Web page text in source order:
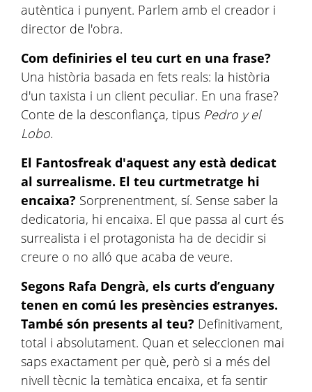
autèntica i punyent. Parlem amb el creador i
director de l'obra.
Com definiries el teu curt en una frase?
Una història basada en fets reals: la història
d'un taxista i un client peculiar. En una frase?
Conte de la desconfiança, tipus Pedro y el
Lobo.
El Fantosfreak d'aquest any està dedicat
al surrealisme. El teu curtmetratge hi
encaixa? Sorprenentment, sí. Sense saber la
dedicatoria, hi encaixa. El que passa al curt és
surrealista i el protagonista ha de decidir si
creure o no alló que acaba de veure.
Segons Rafa Dengrà, els curts d’enguany
tenen en comú les presències estranyes.
També són presents al teu? Definitivament,
total i absolutament. Quan et seleccionen mai
saps exactament per què, però si a més del
nivell tècnic la temàtica encaixa, et fa sentir